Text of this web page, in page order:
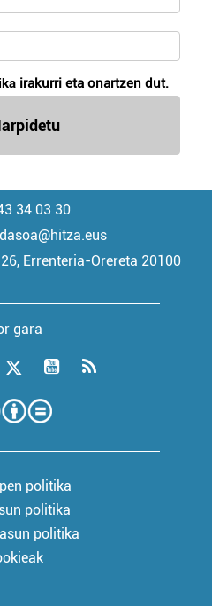
irakurri eta onartzen dut.
34 03 30
Errenteria-Orereta 20100
gara
politika
politika
politika